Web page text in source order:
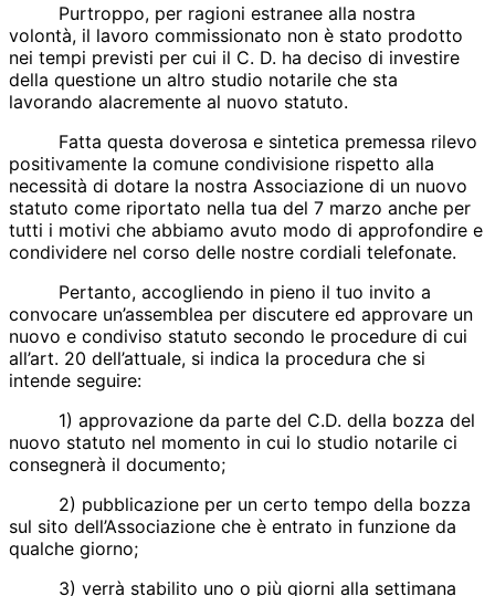
Purtroppo, per ragioni estranee alla nostra
volontà, il lavoro commissionato non è stato prodotto
nei tempi previsti per cui il C. D. ha deciso di investire
della questione un altro studio notarile che sta
lavorando alacremente al nuovo statuto.
Fatta questa doverosa e sintetica premessa rilevo
positivamente la comune condivisione rispetto alla
necessità di dotare la nostra Associazione di un nuovo
statuto come riportato nella tua del 7 marzo anche per
tutti i motivi che abbiamo avuto modo di approfondire e
condividere nel corso delle nostre cordiali telefonate.
Pertanto, accogliendo in pieno il tuo invito a
convocare un’assemblea per discutere ed approvare un
nuovo e condiviso statuto secondo le procedure di cui
all’art. 20 dell’attuale, si indica la procedura che si
intende seguire:
1) approvazione da parte del C.D. della bozza del
nuovo statuto nel momento in cui lo studio notarile ci
consegnerà il documento;
2) pubblicazione per un certo tempo della bozza
sul sito dell’Associazione che è entrato in funzione da
qualche giorno;
3) verrà stabilito uno o più giorni alla settimana